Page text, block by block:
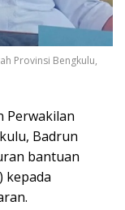
Provinsi Bengkulu,
Perwakilan
Badrun
bantuan
kepada